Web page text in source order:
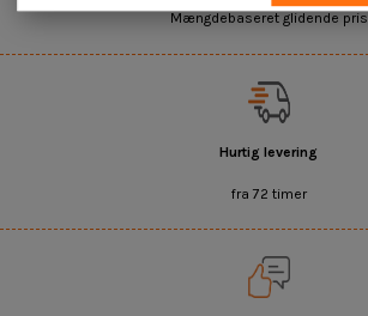
Mængdebaseret glidende pris
Hurtig levering
fra 72 timer